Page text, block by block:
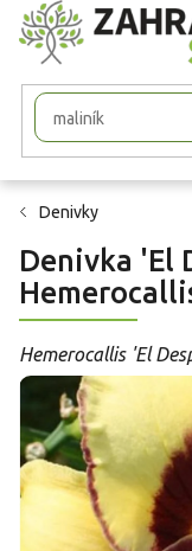
Přejít
na
obsah
Denivky
Denivka 'El
Hemerocallis 'El